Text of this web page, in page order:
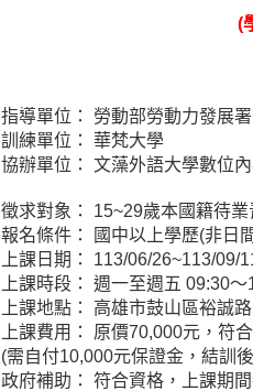
(
指導單位： 勞動部勞動力發展
訓練單位： 華梵大學
協辦單位： 文藻外語大學數位
徵求對象： 15~29歲本國籍待
報名條件： 國中以上學歷(非日
上課日期： 113/06/26~113/09/
上課時段： 週一至週五 09:30
上課地點： 高雄市鼓山區裕誠
上課費用： 原價70,000元，符
(需自付10,000元保證金，結訓
政府補助： 符合資格，上課期